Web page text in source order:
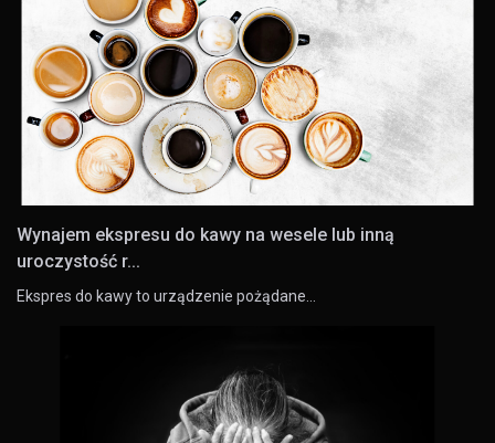
Wynajem ekspresu do kawy na wesele lub inną
uroczystość r...
Ekspres do kawy to urządzenie pożądane…